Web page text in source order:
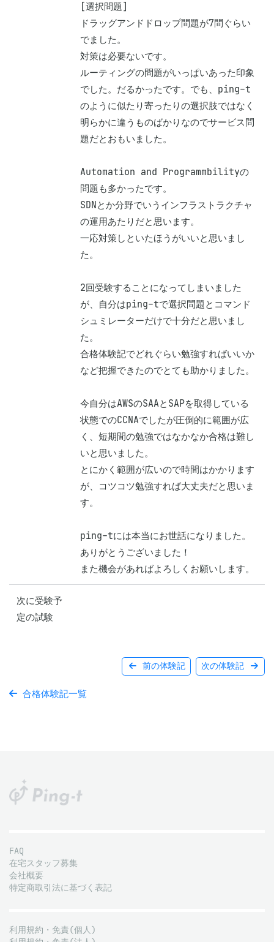
[選択問題]
ドラッグアンドドロップ問題が7問ぐらい
でました。
対策は必要ないです。
ルーティングの問題がいっぱいあった印象
でした。だるかったです。でも、ping-t
のように似たり寄ったりの選択肢ではなく
明らかに違うものばかりなのでサービス問
題だとおもいました。
Automation and Programmbilityの
問題も多かったです。
SDNとか分野でいうインフラストラクチャ
の運用あたりだと思います。
一応対策しといたほうがいいと思いまし
た。
2回受験することになってしまいました
が、自分はping-tで選択問題とコマンド
シュミレーターだけで十分だと思いまし
た。
合格体験記でどれぐらい勉強すればいいか
など把握できたのでとても助かりました。
今自分はAWSのSAAとSAPを取得している
状態でのCCNAでしたが圧倒的に範囲が広
く、短期間の勉強ではなかなか合格は難し
いと思いました。
とにかく範囲が広いので時間はかかります
が、コツコツ勉強すれば大丈夫だと思いま
す。
ping-tには本当にお世話になりました。
ありがとうございました！
次に受験予
定の試験
前の体験記 次の体験記
合格体験記一覧
FAQ
在宅スタッフ募集
会社概要
特定商取引法に基づく表記
利用規約・免責(個人)